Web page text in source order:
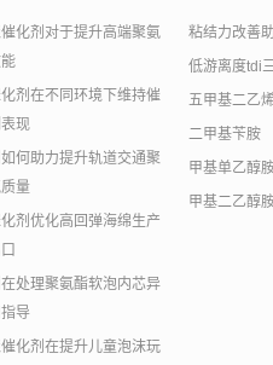
化剂对于提升高端聚氨
剂在不同环境下维持催
现
何助力提升轨道交通聚
量
剂优化高回弹海绵生产
处理聚氨酯软泡内芯异
导
化剂在提升儿童泡沫玩
粘结力改善
低游离度tdi
五甲基二乙
二甲基苄胺
甲基单乙醇
甲基二乙醇